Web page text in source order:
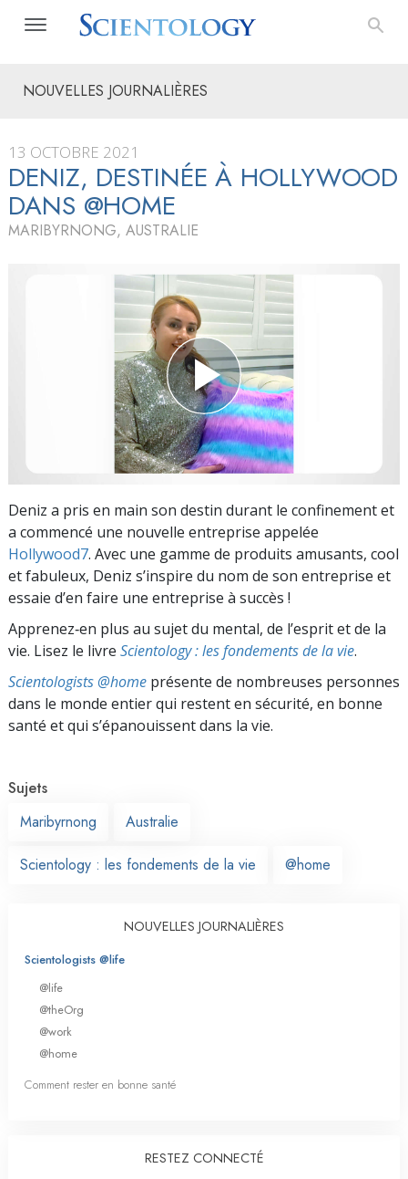
NOUVELLES JOURNALIÈRES
13 OCTOBRE 2021
DENIZ, DESTINÉE À HOLLYWOOD
DANS @HOME
MARIBYRNONG, AUSTRALIE
Deniz a pris en main son destin durant le confinement et
a commencé une nouvelle entreprise appelée
Hollywood7. Avec une gamme de produits amusants, cool
et fabuleux, Deniz s’inspire du nom de son entreprise et
essaie d’en faire une entreprise à succès !
Apprenez‑en plus au sujet du mental, de l’esprit et de la
vie. Lisez le livre Scientology : les fondements de la vie.
Scientologists @home présente de nombreuses personnes
dans le monde entier qui restent en sécurité, en bonne
santé et qui s’épanouissent dans la vie.
Sujets
Maribyrnong
Australie
Scientology : les fondements de la vie @home
NOUVELLES JOURNALIÈRES
Scientologists @life
@life
@theOrg
@work
@home
Comment rester en bonne santé
RESTEZ CONNECTÉ